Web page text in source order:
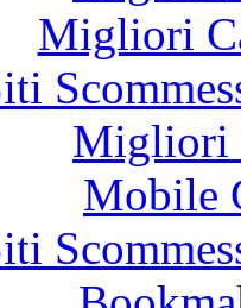
Migliori
Migliori
Mobile